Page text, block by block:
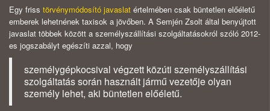
Egy friss törvénymódosító javaslat értelmében csak büntetlen előéletű
emberek lehetnének taxisok a jövőben. A Semjén Zsolt által benyújtott
javaslat többek között a személyszállítási szolgáltatásokról szóló 2012-
es jogszabályt egészíti azzal, hogy
személygépkocsival végzett közúti személyszállítási
szolgáltatás során használt jármű vezetője olyan
személy lehet, aki büntetlen előéletű.